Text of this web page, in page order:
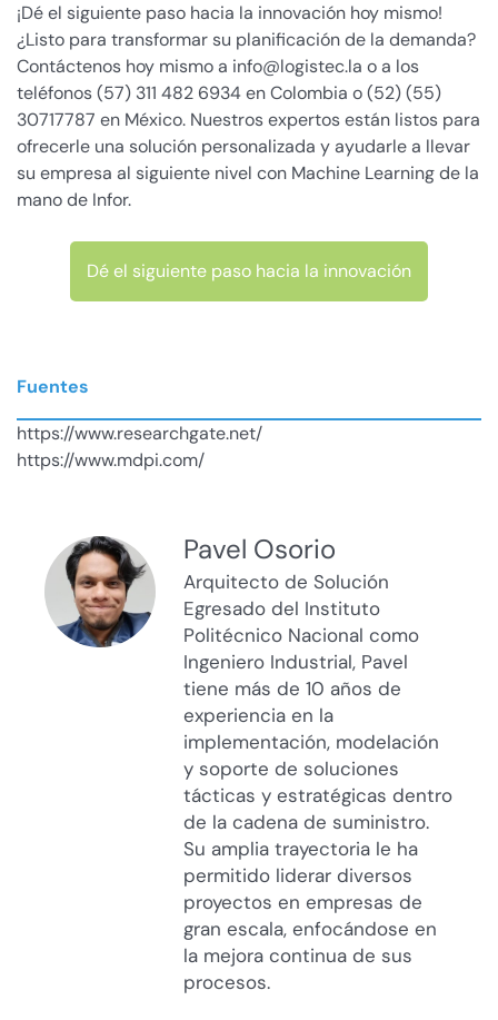
¡Dé el siguiente paso hacia la innovación hoy mismo!
¿Listo para transformar su planificación de la demanda?
Contáctenos hoy mismo a info@logistec.la o a los
teléfonos (57) 311 482 6934 en Colombia o (52) (55)
30717787 en México. Nuestros expertos están listos para
ofrecerle una solución personalizada y ayudarle a llevar
su empresa al siguiente nivel con Machine Learning de la
mano de Infor.
Dé el siguiente paso hacia la innovación
Fuentes
https://www.researchgate.net/
https://www.mdpi.com/
Pavel Osorio
Arquitecto de Solución
Egresado del Instituto
Politécnico Nacional como
Ingeniero Industrial, Pavel
tiene más de 10 años de
experiencia en la
implementación, modelación
y soporte de soluciones
tácticas y estratégicas dentro
de la cadena de suministro.
Su amplia trayectoria le ha
permitido liderar diversos
proyectos en empresas de
gran escala, enfocándose en
la mejora continua de sus
procesos.